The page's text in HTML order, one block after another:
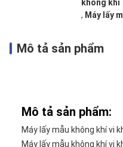
không khí
, Máy lấy
Mô tả sản phẩm
Mô tả sản phẩm:
Máy lấy mẫu không khí vi
Máy lấy mẫu không khí vi